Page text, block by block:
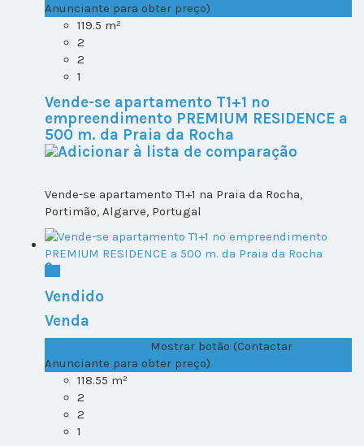
Anunciante para obter preço)
119.5 m²
2
2
1
Vende-se apartamento T1+1 no
empreendimento PREMIUM RESIDENCE a
500 m. da Praia da Rocha
Vende-se apartamento T1+1 na Praia da Rocha,
Portimão, Algarve, Portugal
Vendido
Venda
Mostrar botão (Contactar
Anunciante para obter preço)
118.55 m²
2
2
1